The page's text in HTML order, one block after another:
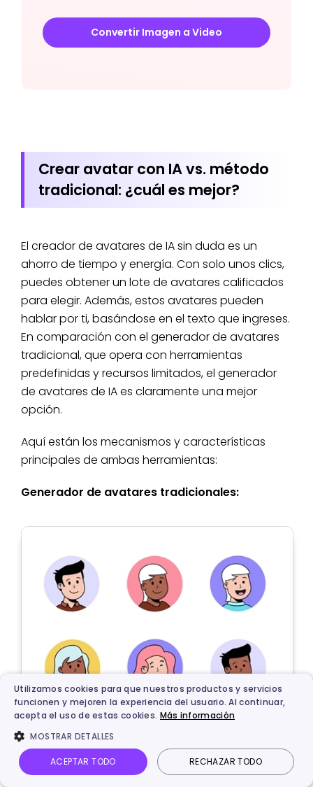
Convertir Imagen a Video
Crear avatar con IA vs. método
tradicional: ¿cuál es mejor?
El creador de avatares de IA sin duda es un
ahorro de tiempo y energía. Con solo unos clics,
puedes obtener un lote de avatares calificados
para elegir. Además, estos avatares pueden
hablar por ti, basándose en el texto que ingreses.
En comparación con el generador de avatares
tradicional, que opera con herramientas
predefinidas y recursos limitados, el generador
de avatares de IA es claramente una mejor
opción.
Aquí están los mecanismos y características
principales de ambas herramientas:
Generador de avatares tradicionales:
Utilizamos cookies para que nuestros productos y servicios
funcionen y mejoren la experiencia del usuario. Al continuar,
acepta el uso de estas cookies. Más información
MOSTRAR DETALLES
ACEPTAR TODO RECHAZAR TODO